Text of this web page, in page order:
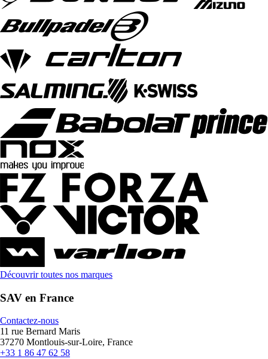
Découvrir toutes nos marques
SAV en France
Contactez-nous
11 rue Bernard Maris
37270 Montlouis-sur-Loire, France
+33 1 86 47 62 58